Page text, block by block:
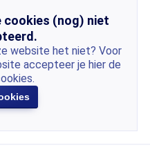
cookies (nog) niet
website het niet? Voor
accepteer je hier de